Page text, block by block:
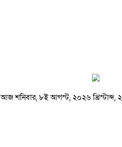
আজ শনিবার, ৮ই আগস্ট, ২০২৬ খ্রিস্টাব্দ,